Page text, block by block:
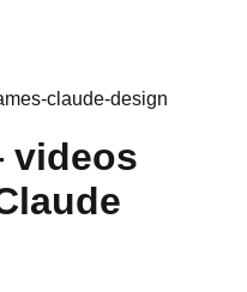
claude-design
videos